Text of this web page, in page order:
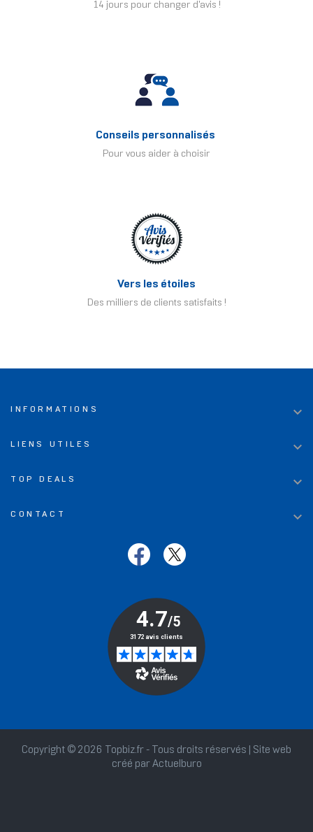
14 jours pour changer d'avis !
Conseils personnalisés
Pour vous aider à choisir
Vers les étoiles
Des milliers de clients satisfaits !
INFORMATIONS 
LIENS UTILES 
TOP DEALS 
CONTACT 
Copyright © 2026 Topbiz.fr - Tous droits réservés | Site web
créé par Actuelburo